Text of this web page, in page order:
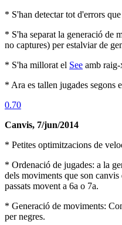
* S'han detectar tot d'errors
* S'ha separat la generació de
no captures) per estalviar de
* S'ha millorat el See amb raig-
* Ara es tallen jugades segons
0.70
Canvis, 7/jun/2014
* Petites optimitzacions de
* Ordenació de jugades: a la
dels moviments que son
passats movent a 6a o 7a.
* Generació de moviments:
per negres.